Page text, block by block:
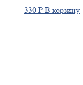
330 ₽ В корзину